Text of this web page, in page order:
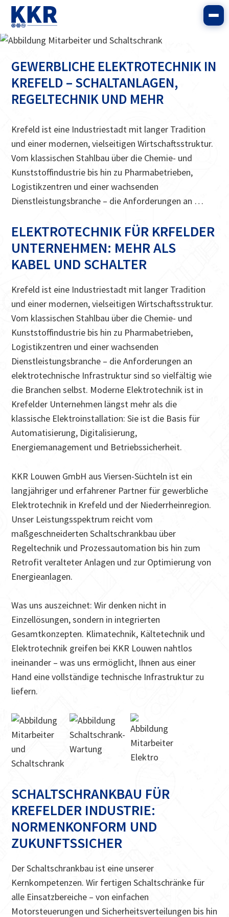
GEWERBLICHE ELEKTROTECHNIK IN
KREFELD – SCHALTANLAGEN,
REGELTECHNIK UND MEHR
Krefeld ist eine Industriestadt mit langer Tradition
und einer modernen, vielseitigen Wirtschaftsstruktur.
Vom klassischen Stahlbau über die Chemie- und
Kunststoffindustrie bis hin zu Pharmabetrieben,
Logistikzentren und einer wachsenden
Dienstleistungsbranche – die Anforderungen an …
ELEKTROTECHNIK FÜR KRFELDER
UNTERNEHMEN: MEHR ALS
KABEL UND SCHALTER
Krefeld ist eine Industriestadt mit langer Tradition
und einer modernen, vielseitigen Wirtschaftsstruktur.
Vom klassischen Stahlbau über die Chemie- und
Kunststoffindustrie bis hin zu Pharmabetrieben,
Logistikzentren und einer wachsenden
Dienstleistungsbranche – die Anforderungen an
elektrotechnische Infrastruktur sind so vielfältig wie
die Branchen selbst. Moderne Elektrotechnik ist in
Krefelder Unternehmen längst mehr als die
klassische Elektroinstallation: Sie ist die Basis für
Automatisierung, Digitalisierung,
Energiemanagement und Betriebssicherheit.
KKR Louwen GmbH aus Viersen-Süchteln ist ein
langjähriger und erfahrener Partner für gewerbliche
Elektrotechnik in Krefeld und der Niederrheinregion.
Unser Leistungsspektrum reicht vom
maßgeschneiderten Schaltschrankbau über
Regeltechnik und Prozessautomation bis hin zum
Retrofit veralteter Anlagen und zur Optimierung von
Energieanlagen.
Was uns auszeichnet: Wir denken nicht in
Einzellösungen, sondern in integrierten
Gesamtkonzepten. Klimatechnik, Kältetechnik und
Elektrotechnik greifen bei KKR Louwen nahtlos
ineinander – was uns ermöglicht, Ihnen aus einer
Hand eine vollständige technische Infrastruktur zu
liefern.
SCHALTSCHRANKBAU FÜR
KREFELDER INDUSTRIE:
NORMENKONFORM UND
ZUKUNFTSSICHER
Der Schaltschrankbau ist eine unserer
Kernkompetenzen. Wir fertigen Schaltschränke für
alle Einsatzbereiche – von einfachen
Motorsteuerungen und Sicherheitsverteilungen bis hin